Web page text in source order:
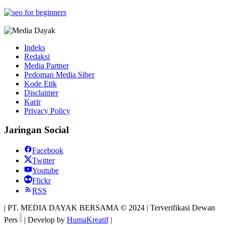
Indeks
Redaksi
Media Partner
Pedoman Media Siber
Kode Etik
Disclaimer
Karir
Privacy Policy
Jaringan Social
Facebook
Twitter
Youtube
Flickr
RSS
| PT. MEDIA DAYAK BERSAMA © 2024 | Terverifikasi Dewan
Pers
| Develop by HumaKreatif|